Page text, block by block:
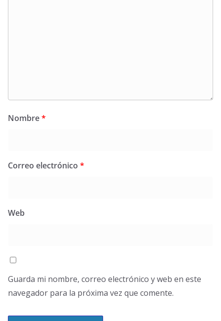
Nombre*
Correo electrónico *
Web
Guarda mi nombre, correo electrónico y web en este
navegador para la próxima vez que comente.